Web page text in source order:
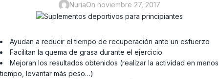
NuriaOn noviembre 27, 2017
Ayudan a reducir el tiempo de recuperación ante un esfuerzo
Facilitan la quema de grasa durante el ejercicio
Mejoran los resultados obtenidos (realizar la actividad en menos
tiempo, levantar más peso…)